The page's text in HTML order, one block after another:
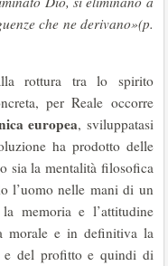
che ne derivano»(p.
rottura tra lo spirito
per Reale occorre
europea, sviluppatasi
ha prodotto delle
sia la mentalità filosofica
l’uomo nelle mani di un
memoria e l’attitudine
morale e in definitiva la
e del profitto e quindi di